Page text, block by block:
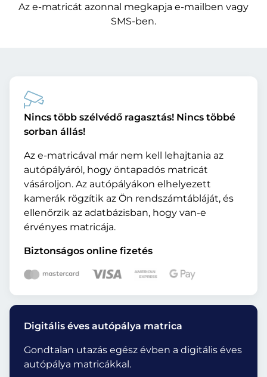
Az e-matricát azonnal megkapja e-mailben vagy
SMS-ben.
Nincs több szélvédő ragasztás! Nincs többé
sorban állás!
Az e-matricával már nem kell lehajtania az
autópályáról, hogy öntapadós matricát
vásároljon. Az autópályákon elhelyezett
kamerák rögzítik az Ön rendszámtábláját, és
ellenőrzik az adatbázisban, hogy van-e
érvényes matricája.
Biztonságos online fizetés
Digitális éves autópálya matrica
Gondtalan utazás egész évben a digitális éves
autópálya matricákkal.